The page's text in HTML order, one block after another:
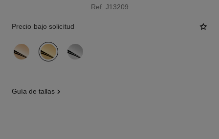
Ref. J13209
Precio bajo solicitud
variante (3)
guía de tallas